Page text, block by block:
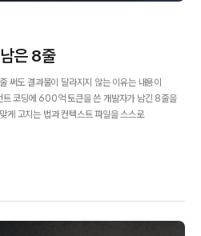
은 8줄
결과물이 달라지지 않는 이유는 내용이
트 코딩에 600억 토큰을 쓴 개발자가 남긴 8줄을
게 고치는 법과 컨텍스트 파일을 스스로